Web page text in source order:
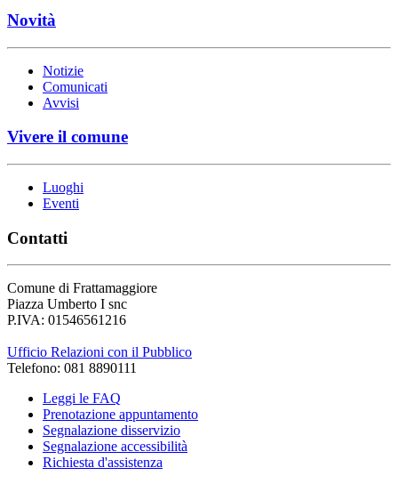
Novità
Notizie
Comunicati
Avvisi
Vivere il comune
Luoghi
Eventi
Contatti
Comune di Frattamaggiore
Piazza Umberto I snc
P.IVA: 01546561216
Ufficio Relazioni con il Pubblico
Telefono: 081 8890111
Leggi le FAQ
Prenotazione appuntamento
Segnalazione disservizio
Segnalazione accessibilità
Richiesta d'assistenza